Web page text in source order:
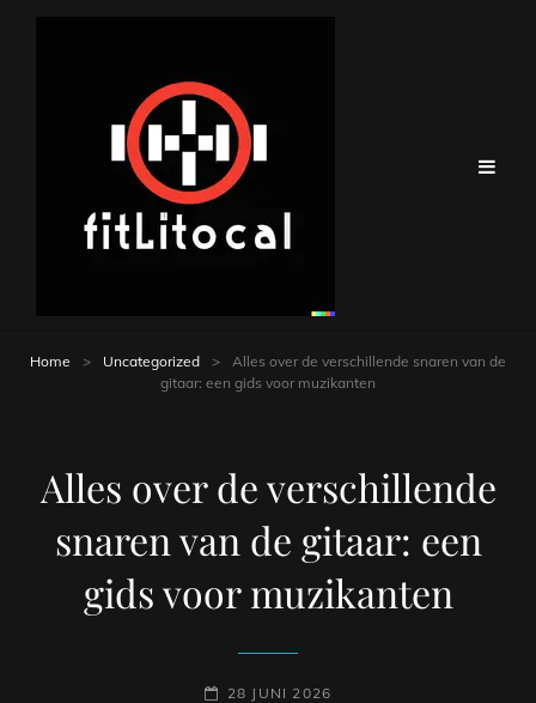
Home > Uncategorized >
Alles over de verschillende snaren van de
gitaar: een gids voor muzikanten
Alles over de verschillende
snaren van de gitaar: een
gids voor muzikanten
GEPLAATST
28 JUNI 2026